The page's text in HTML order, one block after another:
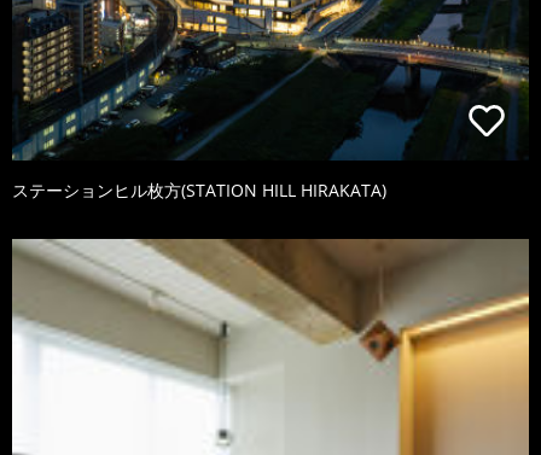
ステーションヒル枚方(STATION HILL HIRAKATA)